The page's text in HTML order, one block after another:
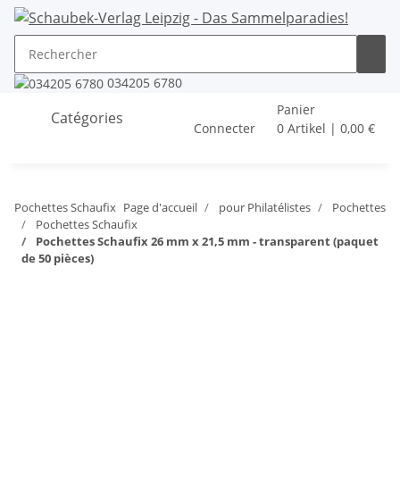
034205 6780
Catégories
Connecter
Panier
0 Artikel | 0,00 €
Pochettes Schaufix Page d'accueil pour Philatélistes
Pochettes
Pochettes Schaufix
Pochettes Schaufix 26 mm x 21,5 mm - transparent (paquet
de 50 pièces)